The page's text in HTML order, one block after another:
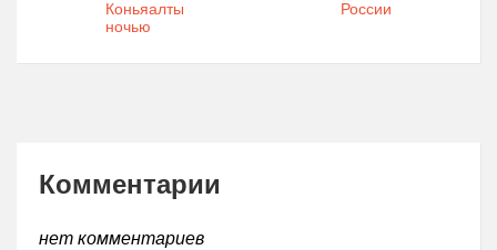
Коньяалты
ночью
России
Комментарии
нет комментариев